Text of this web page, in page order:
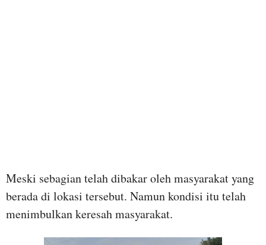
Meski sebagian telah dibakar oleh masyarakat yang
berada di lokasi tersebut. Namun kondisi itu telah
menimbulkan keresah masyarakat.